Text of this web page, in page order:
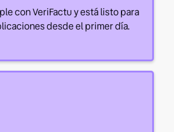
con VeriFactu y está listo para
desde el primer día.